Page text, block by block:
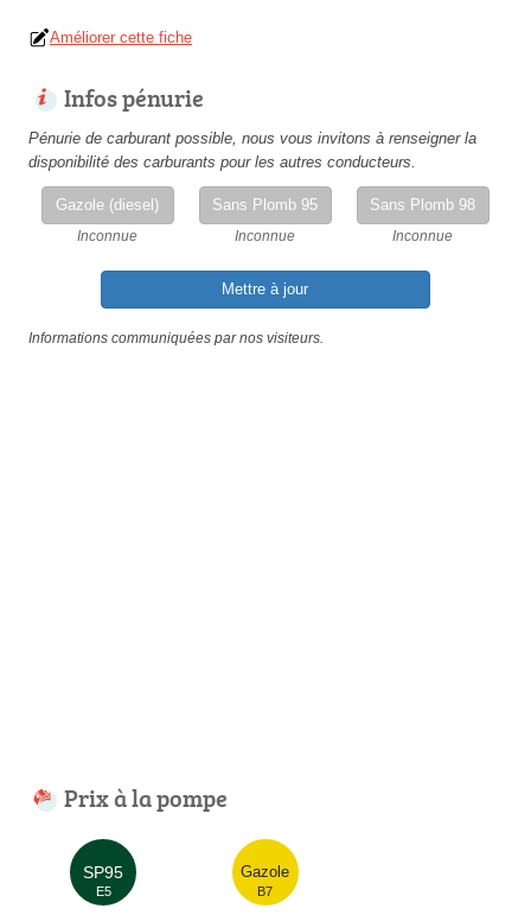
Améliorer cette fiche
Infos pénurie
Pénurie de carburant possible, nous vous invitons à renseigner la
disponibilité des carburants pour les autres conducteurs.
Gazole (diesel)
Inconnue
Sans Plomb 95
Inconnue
Sans Plomb 98
Inconnue
Mettre à jour
Informations communiquées par nos visiteurs.
Prix à la pompe
SP95
E5
Gazole
B7